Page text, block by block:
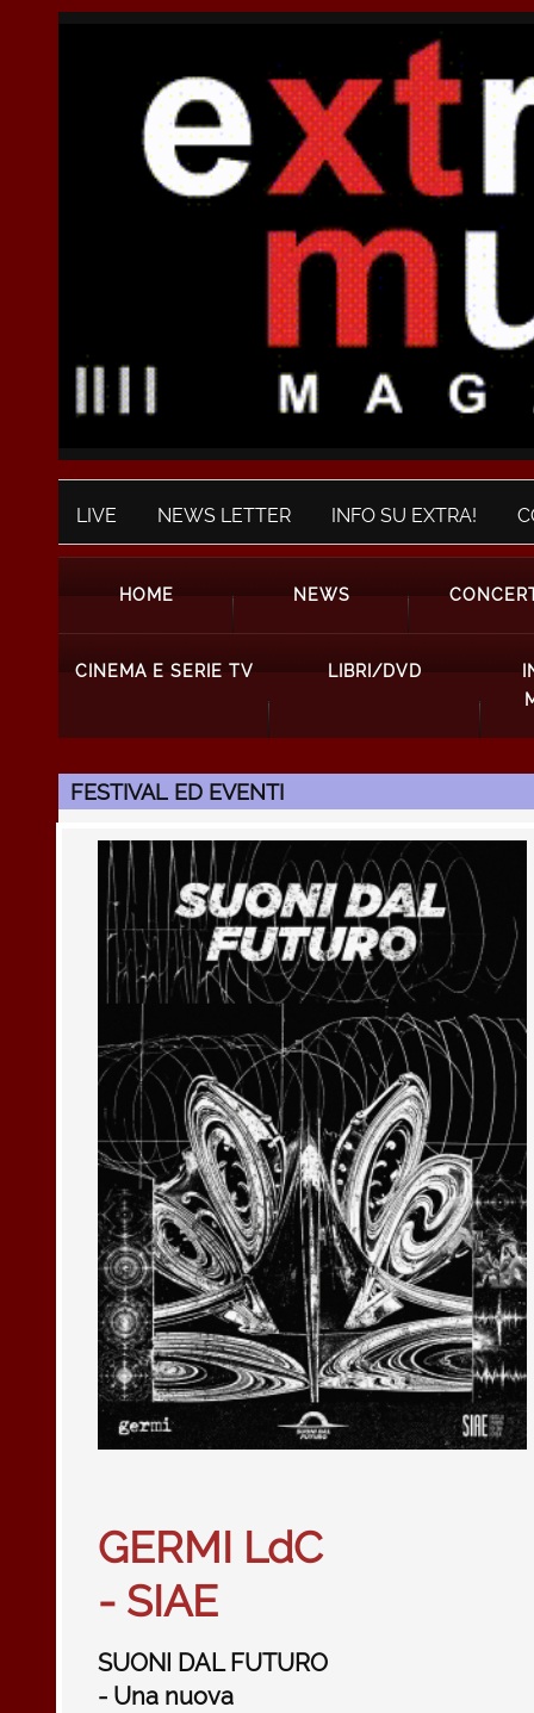
LIVE NEWS LETTER INFO SU EXTRA!
HOME NEWS
CINEMA E SERIE TV LIBRI/DVD
FESTIVAL ED EVENTI
GERMI LdC
- SIAE
SUONI DAL FUTURO
- Una nuova